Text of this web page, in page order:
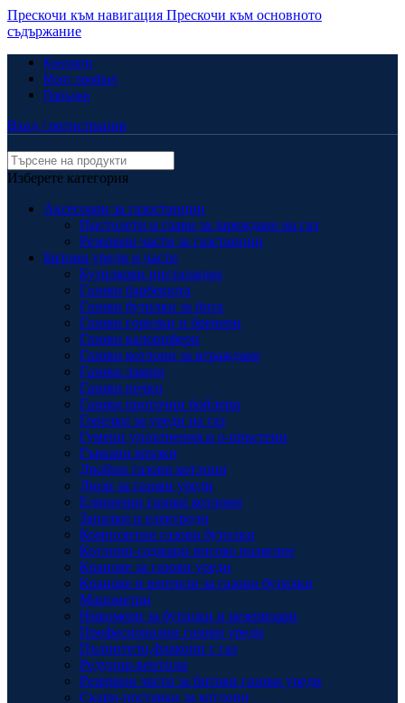
Прескочи към навигация Прескочи към основното
съдържание
Контакти
Моят профил
Поръчки
Вход / регистрация
Изберете категория
Аксесоари за газостанции
Пистолети и глави за зареждане на газ
Резервни части за газстанции
Битови уреди и части
Бутилкови инсталации
Газови барбекюта
Газови бутилки за бита
Газови горелки и бренери
Газови калорифери
Газови котлони за вграждане
Газови лампи
Газови печки
Газови проточни бойлери
Горелки за уреди на газ
Гумени уплътнения и о-пръстени
Гъвкави връзки
Двойни газови котлони
Дюзи за газови уреди
Единични газови котлони
Запалки и електроди
Композитни газови бутилки
Котлони-саджаци високо налягане
Кранове за газови уреди
Кранове и вентили за газови бутилки
Манометри
Нивомери за бутилки и резервоари
Професионални газови уреди
Пълнители,флакони с газ
Редуцир-вентили
Резервни части за битови газови уреди
Скари-поставки за котлони